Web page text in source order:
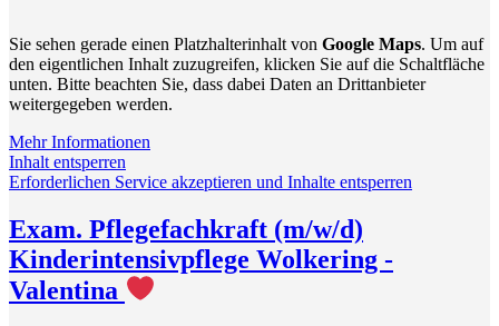
Sie sehen gerade einen Platzhalterinhalt von Google Maps. Um auf
den eigentlichen Inhalt zuzugreifen, klicken Sie auf die Schaltfläche
unten. Bitte beachten Sie, dass dabei Daten an Drittanbieter
weitergegeben werden.
Mehr Informationen
Inhalt entsperren
Erforderlichen Service akzeptieren und Inhalte entsperren
Exam. Pflegefachkraft (m/w/d)
Kinderintensivpflege Wolkering -
Valentina